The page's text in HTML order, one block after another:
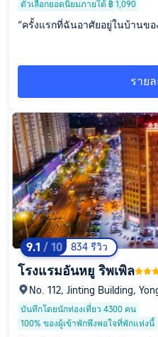
ตัวเลือกยอดนิยมภายใต้ ฿ 1,090
“ครั้งแรกที่ฉันอาศัยอยู่ในบ้านขอ
ในสถานที่ ผู้หญิงที่แผนกต้อนรับ
ฉันมาที่ Huai'an เพื่อเล่นและอา
ราย
9.1 / 10 834 รีวิว
โรงแรมอันหยู ริพเพิล
No. 112, Jinting Building,
ยอัน, เจียงซู, จีน
บันทึกโดยนักท่องเที่ยว 4300 คน
100% ของผู้เข้าพักพึงพอใจที่พักแห่งนี้